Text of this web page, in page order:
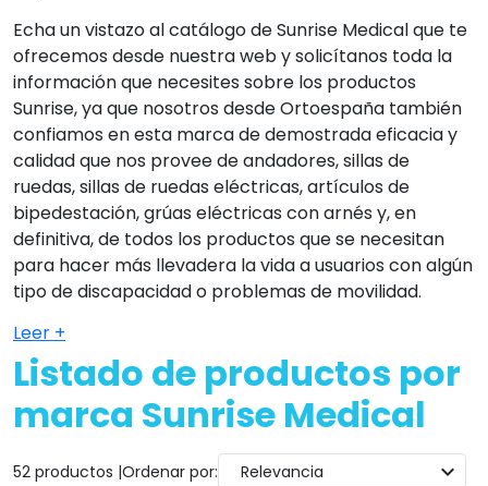
Echa un vistazo al catálogo de Sunrise Medical que te
ofrecemos desde nuestra web y solicítanos toda la
información que necesites sobre los productos
Sunrise, ya que nosotros desde Ortoespaña también
confiamos en esta marca de demostrada eficacia y
calidad que nos provee de andadores, sillas de
ruedas, sillas de ruedas eléctricas, artículos de
bipedestación, grúas eléctricas con arnés y, en
definitiva, de todos los productos que se necesitan
para hacer más llevadera la vida a usuarios con algún
tipo de discapacidad o problemas de movilidad.
Leer +
Listado de productos por
marca Sunrise Medical
52 productos |Ordenar por: Relevancia expand_more